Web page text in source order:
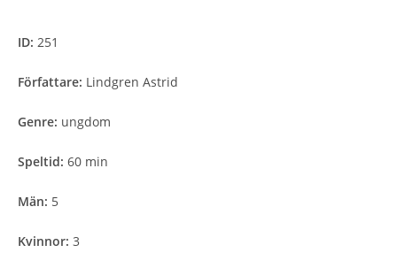
ID: 251
Författare: Lindgren Astrid
Genre: ungdom
Speltid: 60 min
Män: 5
Kvinnor: 3